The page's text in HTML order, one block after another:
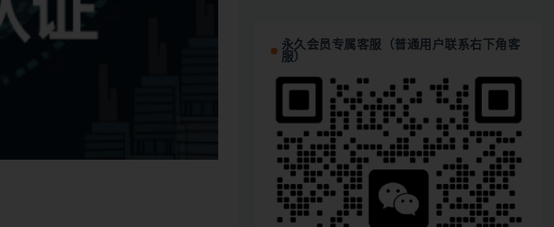
永久会员专属客服（普通用户联系右下角客
服）